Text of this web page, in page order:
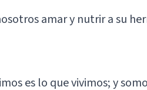
amar y nutrir a su
es lo que vivimos; y